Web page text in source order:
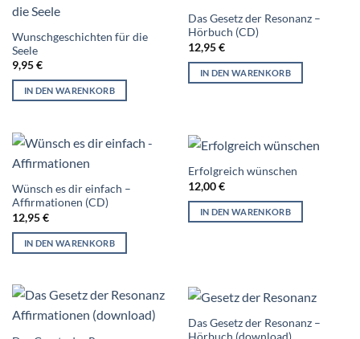
Wunschgeschichten für die
Seele
9,95€
IN DEN WARENKORB
Das Gesetz der Resonanz –
Hörbuch (CD)
12,95€
IN DEN WARENKORB
Wünsch es dir einfach –
Affirmationen (CD)
12,95€
IN DEN WARENKORB
Erfolgreich wünschen
12,00€
IN DEN WARENKORB
Das Gesetz der Resonanz –